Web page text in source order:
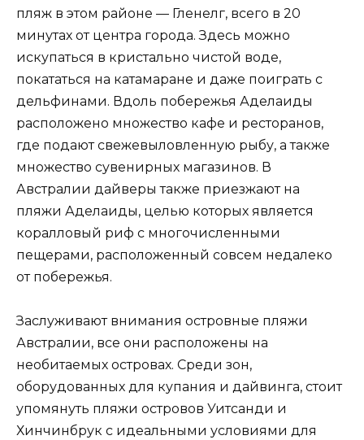
пляж в этом районе — Гленелг, всего в 20
минутах от центра города. Здесь можно
искупаться в кристально чистой воде,
покататься на катамаране и даже поиграть с
дельфинами. Вдоль побережья Аделаиды
расположено множество кафе и ресторанов,
где подают свежевыловленную рыбу, а также
множество сувенирных магазинов. В
Австралии дайверы также приезжают на
пляжи Аделаиды, целью которых является
коралловый риф с многочисленными
пещерами, расположенный совсем недалеко
от побережья.
Заслуживают внимания островные пляжи
Австралии, все они расположены на
необитаемых островах. Среди зон,
оборудованных для купания и дайвинга, стоит
упомянуть пляжи островов Уитсанди и
Хинчинбрук с идеальными условиями для